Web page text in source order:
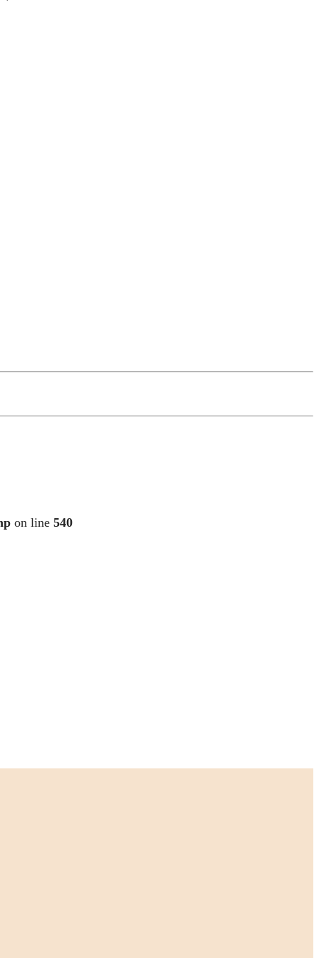
on line 540